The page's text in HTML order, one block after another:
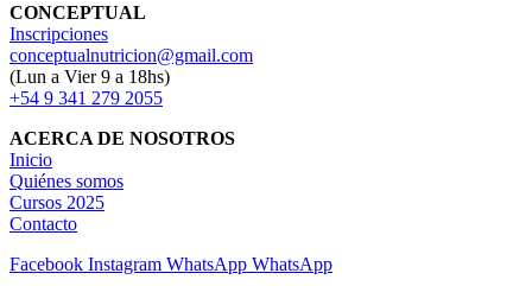
CONCEPTUAL
Inscripciones
conceptualnutricion@gmail.com
(Lun a Vier 9 a 18hs)
+54 9 341 279 2055
ACERCA DE NOSOTROS
Inicio
Quiénes somos
Cursos 2025
Contacto
Facebook Instagram WhatsApp WhatsApp